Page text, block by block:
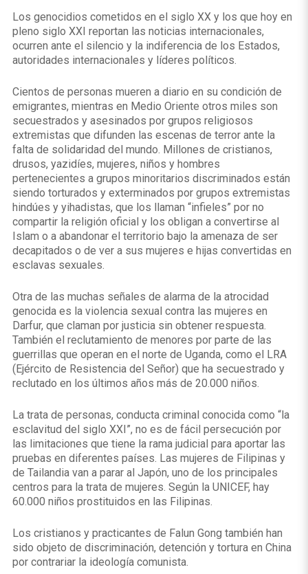
Los genocidios cometidos en el siglo XX y los que hoy en
pleno siglo XXI reportan las noticias internacionales,
ocurren ante el silencio y la indiferencia de los Estados,
autoridades internacionales y líderes políticos.
Cientos de personas mueren a diario en su condición de
emigrantes, mientras en Medio Oriente otros miles son
secuestrados y asesinados por grupos religiosos
extremistas que difunden las escenas de terror ante la
falta de solidaridad del mundo. Millones de cristianos,
drusos, yazidíes, mujeres, niños y hombres
pertenecientes a grupos minoritarios discriminados están
siendo torturados y exterminados por grupos extremistas
hindúes y yihadistas, que los llaman “infieles” por no
compartir la religión oficial y los obligan a convertirse al
Islam o a abandonar el territorio bajo la amenaza de ser
decapitados o de ver a sus mujeres e hijas convertidas en
esclavas sexuales.
Otra de las muchas señales de alarma de la atrocidad
genocida es la violencia sexual contra las mujeres en
Darfur, que claman por justicia sin obtener respuesta.
También el reclutamiento de menores por parte de las
guerrillas que operan en el norte de Uganda, como el LRA
(Ejército de Resistencia del Señor) que ha secuestrado y
reclutado en los últimos años más de 20.000 niños.
La trata de personas, conducta criminal conocida como “la
esclavitud del siglo XXI”, no es de fácil persecución por
las limitaciones que tiene la rama judicial para aportar las
pruebas en diferentes países. Las mujeres de Filipinas y
de Tailandia van a parar al Japón, uno de los principales
centros para la trata de mujeres. Según la UNICEF, hay
60.000 niños prostituidos en las Filipinas.
Los cristianos y practicantes de Falun Gong también han
sido objeto de discriminación, detención y tortura en China
por contrariar la ideología comunista.